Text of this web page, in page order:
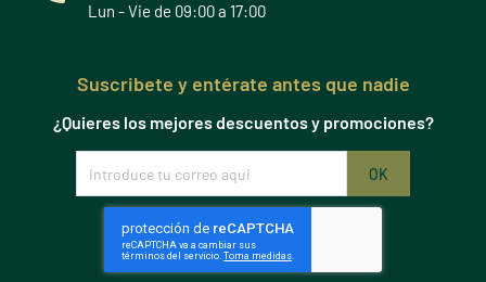
Lun - Vie de 09:00 a 17:00
Suscribete y entérate antes que nadie
¿Quieres los mejores descuentos y promociones?